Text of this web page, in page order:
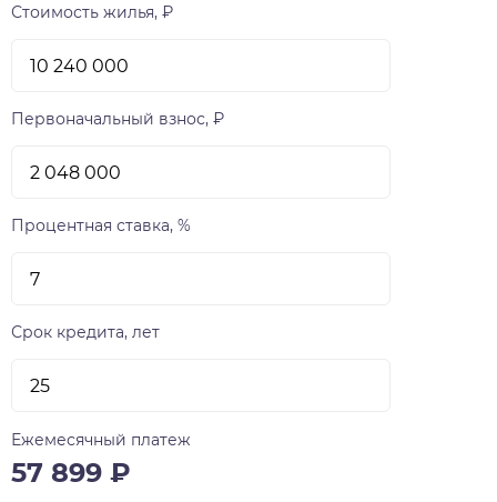
Стоимость жилья, ₽
Первоначальный взнос, ₽
Процентная ставка, %
Срок кредита, лет
Ежемесячный платеж
57 899 ₽